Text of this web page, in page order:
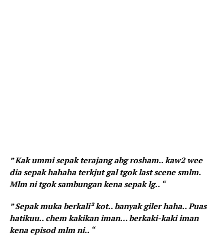
” Kak ummi sepak terajang abg rosham.. kaw2 wee
dia sepak hahaha terkjut gal tgok last scene smlm.
Mlm ni tgok sambungan kena sepak lg.. “
” Sepak muka berkali² kot.. banyak giler haha.. Puas
hatikuu.. chem kakikan iman… berkaki-kaki iman
kena episod mlm ni.. “